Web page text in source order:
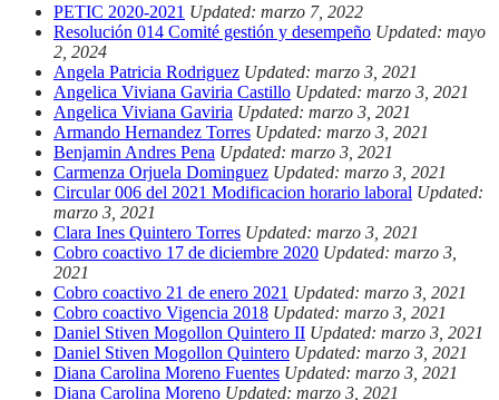
PETIC 2020-2021 Updated: marzo 7, 2022
Resolución 014 Comité gestión y desempeño Updated: mayo
2, 2024
Angela Patricia Rodriguez Updated: marzo 3, 2021
Angelica Viviana Gaviria Castillo Updated: marzo 3, 2021
Angelica Viviana Gaviria Updated: marzo 3, 2021
Armando Hernandez Torres Updated: marzo 3, 2021
Benjamin Andres Pena Updated: marzo 3, 2021
Carmenza Orjuela Dominguez Updated: marzo 3, 2021
Circular 006 del 2021 Modificacion horario laboral Updated:
marzo 3, 2021
Clara Ines Quintero Torres Updated: marzo 3, 2021
Cobro coactivo 17 de diciembre 2020 Updated: marzo 3,
2021
Cobro coactivo 21 de enero 2021 Updated: marzo 3, 2021
Cobro coactivo Vigencia 2018 Updated: marzo 3, 2021
Daniel Stiven Mogollon Quintero II Updated: marzo 3, 2021
Daniel Stiven Mogollon Quintero Updated: marzo 3, 2021
Diana Carolina Moreno Fuentes Updated: marzo 3, 2021
Diana Carolina Moreno Updated: marzo 3, 2021